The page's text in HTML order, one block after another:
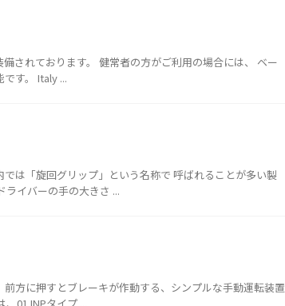
されております。 健常者の方がご利用の場合には、 ベー
す。 Italy ...
は「旋回グリップ」という名称で 呼ばれることが多い製
ライバーの手の大きさ ...
方に押すとブレーキが作動する、シンプルな手動運転装置